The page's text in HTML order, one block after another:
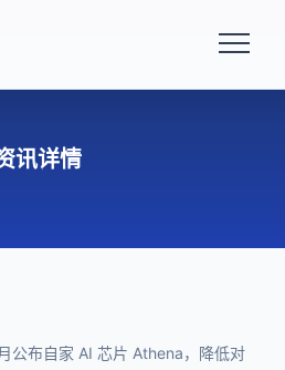
讯详情
公布自家 AI 芯片 Athena，降低对